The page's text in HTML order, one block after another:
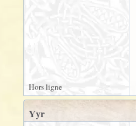
Hors ligne
Yyr